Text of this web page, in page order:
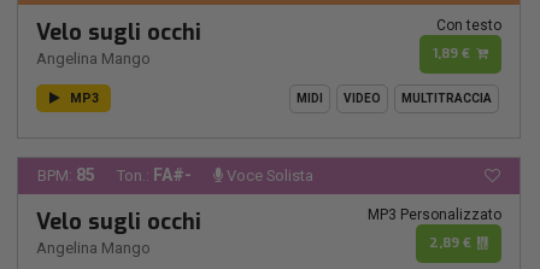
Velo sugli occhi
Angelina Mango
Con testo
1,89 €
MP3 MIDI VIDEO MULTITRACCIA
BPM: 85 Ton.: FA#- Voce Solista
Velo sugli occhi
Angelina Mango
MP3 Personalizzato
2,89 €